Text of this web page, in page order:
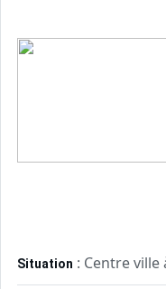
Situation : Centre ville